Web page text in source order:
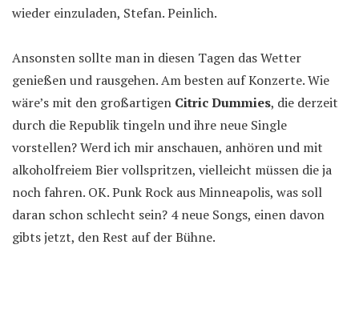
wieder einzuladen, Stefan. Peinlich.
Ansonsten sollte man in diesen Tagen das Wetter
genießen und rausgehen. Am besten auf Konzerte. Wie
wäre’s mit den großartigen Citric Dummies, die derzeit
durch die Republik tingeln und ihre neue Single
vorstellen? Werd ich mir anschauen, anhören und mit
alkoholfreiem Bier vollspritzen, vielleicht müssen die ja
noch fahren. OK. Punk Rock aus Minneapolis, was soll
daran schon schlecht sein? 4 neue Songs, einen davon
gibts jetzt, den Rest auf der Bühne.